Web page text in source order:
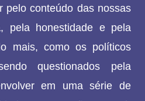
pelo conteúdo das nossas
pela honestidade e pela
mais, como os políticos
questionados pela
em uma série de